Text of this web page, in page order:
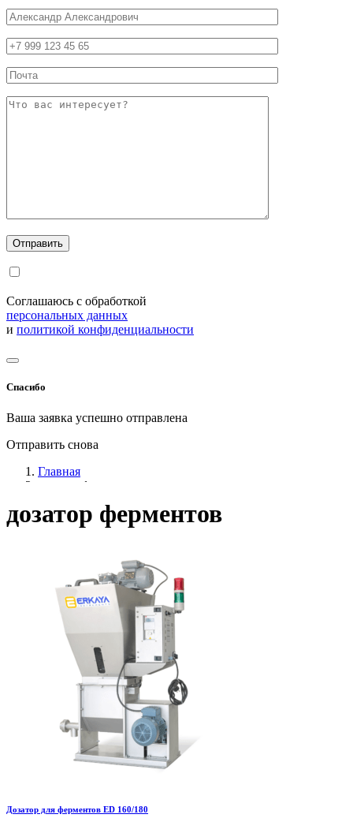
Соглашаюсь с обработкой
персональных данных
и политикой конфиденциальности
Спасибо
Ваша заявка успешно отправлена
Отправить снова
Главная
дозатор ферментов
дозатор ферментов
Дозатор для ферментов ED 160/180